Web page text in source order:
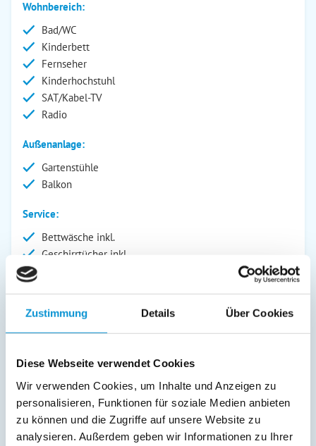
Zustimmung Details Über Cookies
Diese Webseite verwendet Cookies
Wir verwenden Cookies, um Inhalte und Anzeigen zu
personalisieren, Funktionen für soziale Medien anbieten
zu können und die Zugriffe auf unsere Website zu
analysieren. Außerdem geben wir Informationen zu Ihrer
Wohnbereich:
Bad/WC
Kinderbett
Fernseher
Kinderhochstuhl
SAT/Kabel-TV
Radio
Außenanlage:
Gartenstühle
Balkon
Service:
Bettwäsche inkl.
Geschirrtücher inkl.
Verpflegung:
Unser Haus liegt in ruhiger, schöner Lage am Ende eines
Wohnviertels, nur 7-10 Gehminuten vom Strand entfernt.
Einkaufmöglichkeiten sind in unmittelbarer Nähe